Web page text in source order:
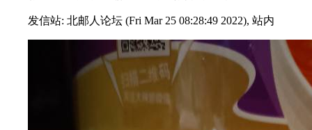
发信站: 北邮人论坛 (Fri Mar 25 08:28:49 2022), 站内